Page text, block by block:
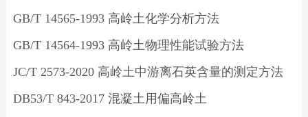
GB/T 14565-1993 高岭土化学分析方法
GB/T 14564-1993 高岭土物理性能试验方法
JC/T 2573-2020 高岭土中游离石英含量的测定方法
DB53/T 843-2017 混凝土用偏高岭土